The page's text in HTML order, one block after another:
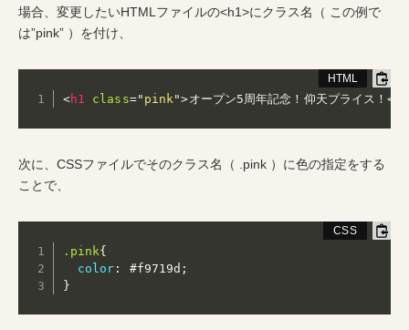
場合、変更したいHTMLファイルの<h1>にクラス名（ この例で
は”pink” ）を付け、
<h1 class=" pink">オープン5周年記念！仰天プライス！</
次に、CSSファイルでそのクラス名（ .pink ）に色の指定をする
ことで、
.pink{
color : #f9719d ;
}